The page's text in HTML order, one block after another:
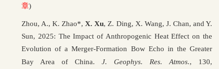
章)
Zhou, A., K. Zhao*,X. Xu, Z. Ding, X. Wang, J. Chan, and Y.
Sun, 2025: The Impact of Anthropogenic Heat Effect on the
Evolution of a Merger-Formation Bow Echo in the Greater
Bay Area of China. J. Geophys. Res. Atmos., 130,